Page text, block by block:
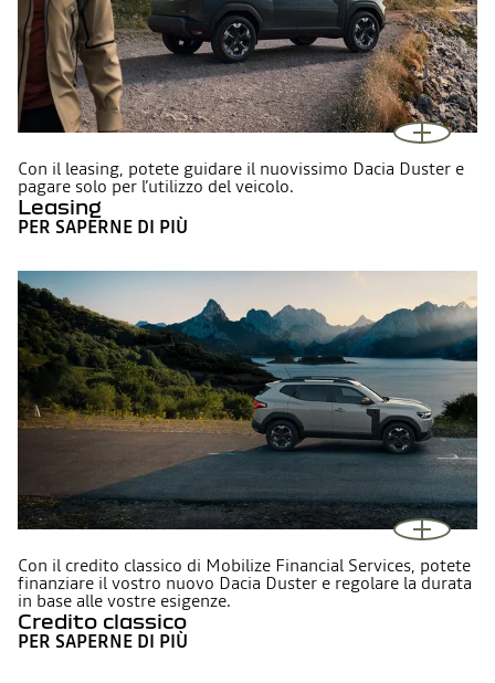
Con il leasing, potete guidare il nuovissimo Dacia Duster e
pagare solo per l’utilizzo del veicolo.
Leasing
PER SAPERNE DI PIÙ
Con il credito classico di Mobilize Financial Services, potete
finanziare il vostro nuovo Dacia Duster e regolare la durata
in base alle vostre esigenze.
Credito classico
PER SAPERNE DI PIÙ